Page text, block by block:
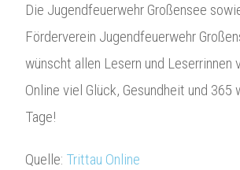
Die Jugendfeuerwehr Großensee
Förderverein Jugendfeuerwehr
wünscht allen Lesern und Leserrinnen
Online viel Glück, Gesundheit und 365
Tage!
Quelle: Trittau Online